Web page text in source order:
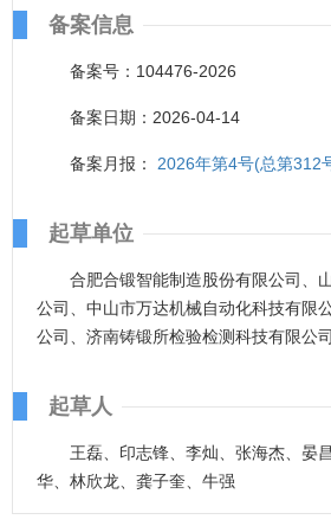
备案信息
备案号：104476-2026
备案日期：2026-04-14
备案月报： 2026年第4号(总第312
起草单位
合肥合锻智能制造股份有限公司、
公司、中山市万达机械自动化科技有限
公司、济南铸锻所检验检测科技有限公司
起草人
王磊、印志锋、李灿、张海杰、晏
华、林欣龙、龚子奎、牛强